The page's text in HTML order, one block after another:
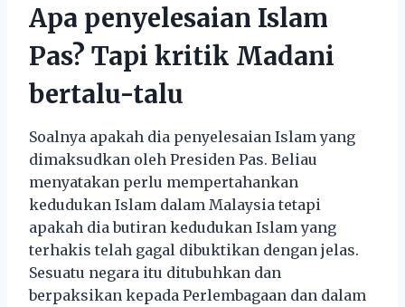
Apa penyelesaian Islam
Pas? Tapi kritik Madani
bertalu-talu
Soalnya apakah dia penyelesaian Islam yang
dimaksudkan oleh Presiden Pas. Beliau
menyatakan perlu mempertahankan
kedudukan Islam dalam Malaysia tetapi
apakah dia butiran kedudukan Islam yang
terhakis telah gagal dibuktikan dengan jelas.
Sesuatu negara itu ditubuhkan dan
berpaksikan kepada Perlembagaan dan dalam